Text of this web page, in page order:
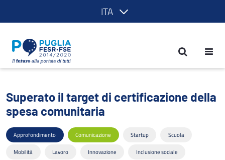
ITA
Superato il target di certificazione
Superato il target di certificazione della
spesa comunitaria
Approfondimento Comunicazione Startup Scuola
Mobilità Lavoro Innovazione Inclusione sociale